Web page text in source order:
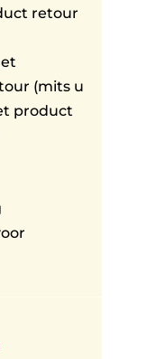
retour
(mits u
product